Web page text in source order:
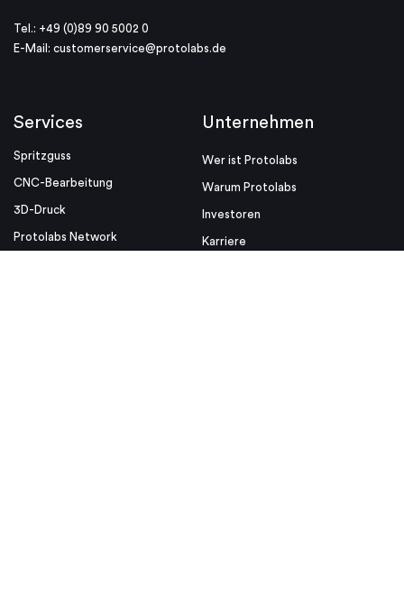
Tel.: +49 (0)89 90 5002 0
E-Mail: customerservice@protolabs.de
Services
Spritzguss
CNC-Bearbeitung
3D-Druck
Protolabs Network
Unternehmen
Wer ist Protolabs
Warum Protolabs
Investoren
Karriere